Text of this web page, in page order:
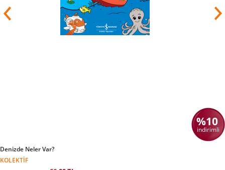
%10
indirimli
Denizde Neler Var?
KOLEKTIF